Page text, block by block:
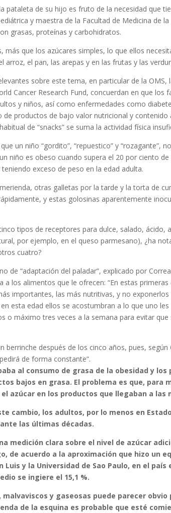
pataleta de su hijo es fruto de la necesidad que
y maestra de la Facultad de Medicina de
grasas, proteínas y carbohidratos.
más que los azúcares simples, lo que ellos
arroz, el pan, las arepas y en las frutas y las
sobre este tema, en particular de la
Cancer Research Fund, concuerdan en que
y niños, así como enfermedades como
de productos de bajo valor nutricional y
de “snacks” se suma la actividad física
un niño “gordito”, “repuestico” y “rozagante”,
niño es obeso cuando supera el 20 por ciento
exceso de peso en la edad adulta.
otras galletas por la tarde y la torta de
y estas golosinas aparentemente
tipos de receptores para dulce, salado,
por ejemplo, en el queso parmesano), ¿ha
cuatro?
de “adaptación del paladar”, explicado por
a los alimentos que le ofrecen: “En estas
importantes, las más nutritivas, y no
esta edad ellos se acostumbran a lo que uno
o máximo tres veces a la semana para evitar
berrinche después de los cinco años, pues,
de forma constante”.
al consumo de grasa de la obesidad y
bajos en grasa. El problema es que, para
azúcar en los productos que llegaban a las
cambio, los adultos, por lo menos en
las últimas décadas.
medición clara sobre el nivel de azúcar
de acuerdo a la aproximación que hizo un
Luis y la Universidad de Sao Paulo, en el
se ingiere el 15,1 %.
y gaseosas puede parecer
de la esquina es probable que esté